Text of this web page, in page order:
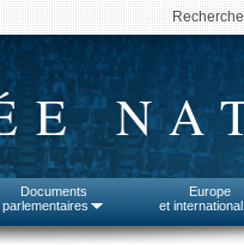
Documents
parlementaires
Europe
et international